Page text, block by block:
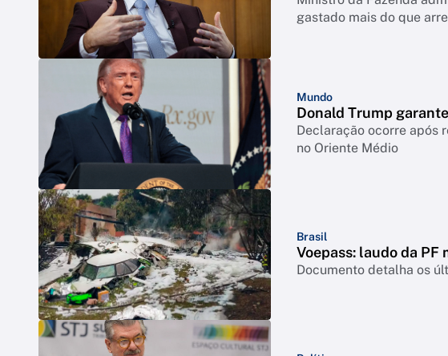
gastado mais do que
Mundo
Donald Trump
Declaração ocorre após
no Oriente Médio
Brasil
Voepass: laudo da
Documento detalha os